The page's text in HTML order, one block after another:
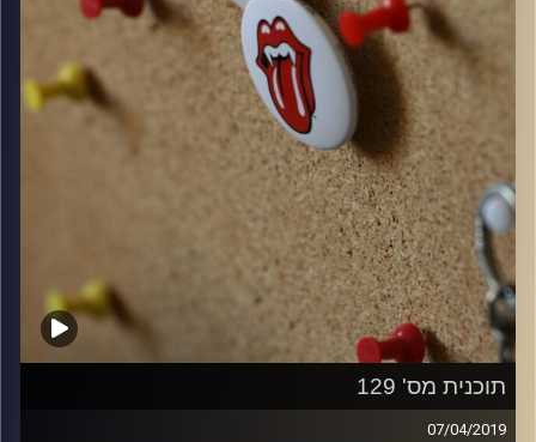
תוכנית מס' 129
07/04/2019